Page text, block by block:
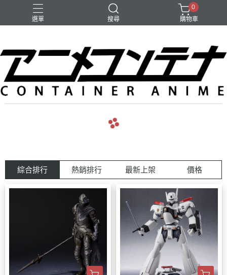
選單 搜尋
0
購物車
綜合排行 熱銷排行 最新上架 價格